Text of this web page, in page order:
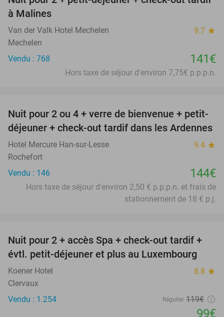
à Malines
Van der Valk Hotel Mechelen 9.7 star
Mechelen
Vendu : 768
141€
Hors taxe de séjour d'environ 7,75€ p.p.p.n.
Nuit pour 2 ou 4 + verre de bienvenue + petit-
déjeuner + check-out tardif dans les Ardennes
Hotel Mercure Han-sur-Lesse 9.4 star
Rochefort
Vendu : 146
144€
Hors taxe de séjour d'environ 2,50 € p.p.p.n. et frais de
stationnement de 18 € p.j.
17%
Nuit pour 2 + accès Spa + check-out tardif +
évtl. petit-déjeuner et plus au Luxembourg
Koener Hotel 8.8 star
Clervaux
Vendu : 1.254
Régulier 119€
99€